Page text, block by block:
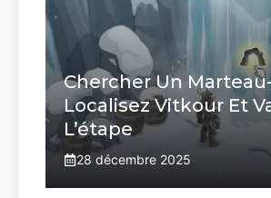
Chercher Un
Localisez Vitkour Et
L’étape
28 décembre 2025